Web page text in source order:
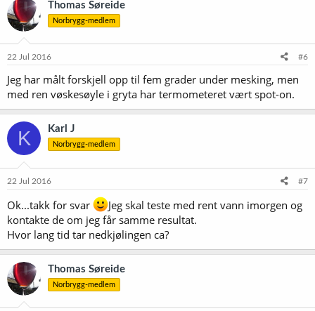
Thomas Søreide
Norbrygg-medlem
22 Jul 2016 #6
Jeg har målt forskjell opp til fem grader under mesking, men
med ren vøskesøyle i gryta har termometeret vært spot-on.
K Karl J
Norbrygg-medlem
22 Jul 2016 #7
Ok...takk for svar
Jeg skal teste med rent vann imorgen og
kontakte de om jeg får samme resultat.
Hvor lang tid tar nedkjølingen ca?
Thomas Søreide
Norbrygg-medlem